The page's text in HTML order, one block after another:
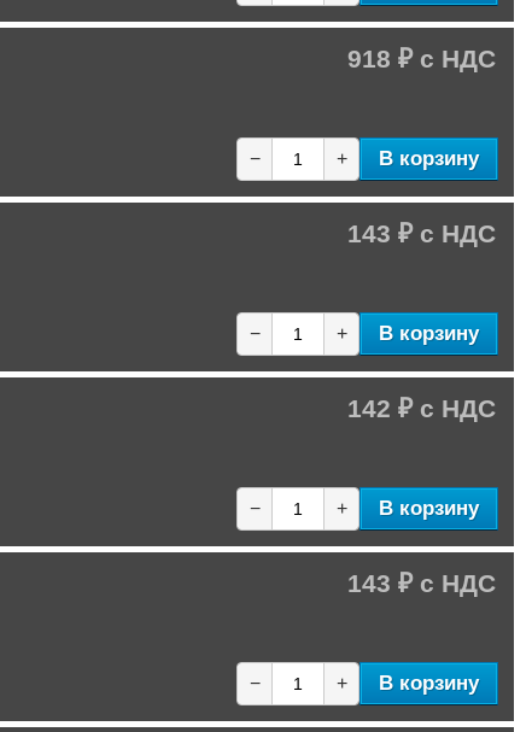
918 ₽
− + В корзину
143 ₽
− + В корзину
142 ₽
− + В корзину
143 ₽
− + В корзину